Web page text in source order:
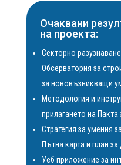
Очаквани
на проекта:
Секторно
Обсерватория за
за нововъзникващи
Методология и
прилагането на Пакта
Стратегия за умения
Пътна карта и план за
Уеб приложение за